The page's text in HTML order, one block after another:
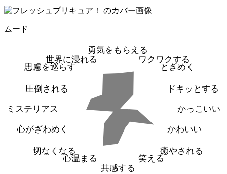
ムード
勇気をもらえる
ワクワクする
ときめく
ドキッとする
かっこいい
かわいい
癒やされる
笑える
共感する
心温まる
切なくなる
心がざわめく
ミステリアス
圧倒される
思慮を巡らす
世界に浸れる